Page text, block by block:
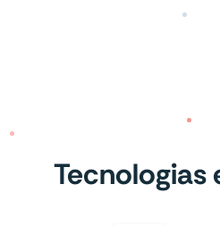
Tecnologias